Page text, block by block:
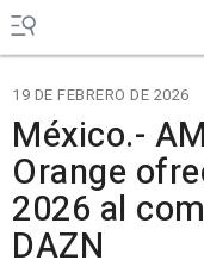
19 DE FEBRERO DE 2026
México.-
Orange
2026 al
DAZN